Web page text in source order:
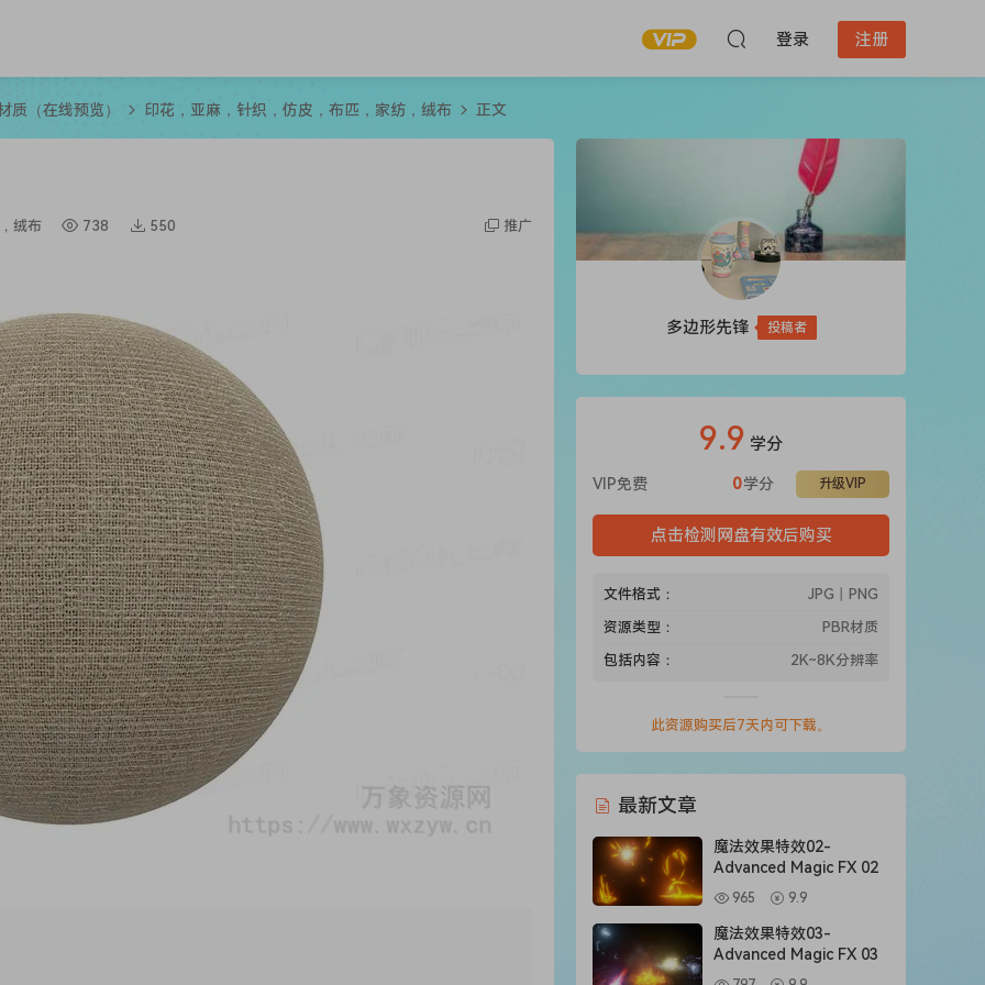
登录 注册
质（在线预览） 印花，亚麻，针织，仿皮，布匹，家纺，绒布 正文
绒布 738 550 推广
多边形先锋 投稿者
9.9 学分
VIP免费 升级VIP
0学分
点击检测网盘有效后购买
文件格式：
JPG丨PNG
资源类型：
PBR材质
包括内容：
2K~8K分辨率
此资源购买后7天内可下载。
最新文章
魔法效果特效02-
Advanced Magic FX 02
965 9.9
魔法效果特效03-
Advanced Magic FX 03